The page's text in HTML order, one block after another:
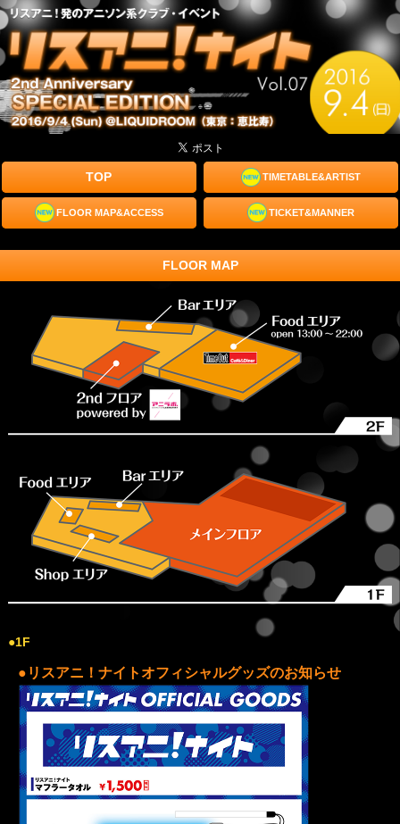
TOP TIMETABLE&ARTIST
FLOOR MAP&ACCESS TICKET&MANNER
FLOOR MAP
●1F
●リスアニ！ナイトオフィシャルグッズのお知らせ